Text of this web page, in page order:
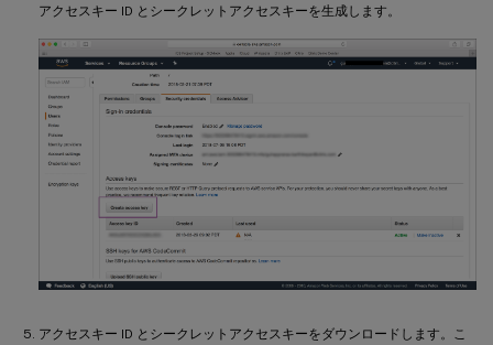
アクセスキー ID とシークレットアクセスキーを生成します。
アクセスキー ID とシークレットアクセスキーをダウンロードします。こ